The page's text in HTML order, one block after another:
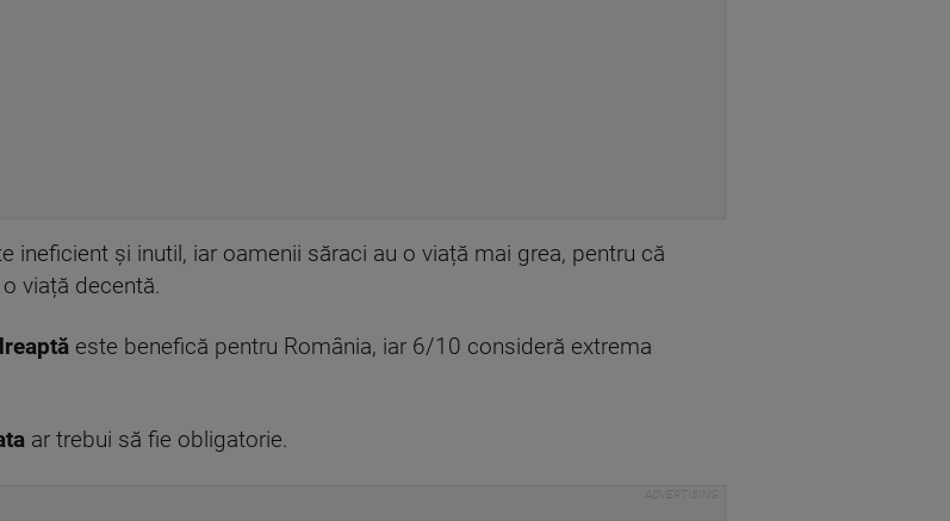
ineficient și inutil, iar oamenii săraci au o viață mai grea, pentru că
viață decentă.
este benefică pentru România, iar 6/10 consideră extrema
ar trebui să fie obligatorie.